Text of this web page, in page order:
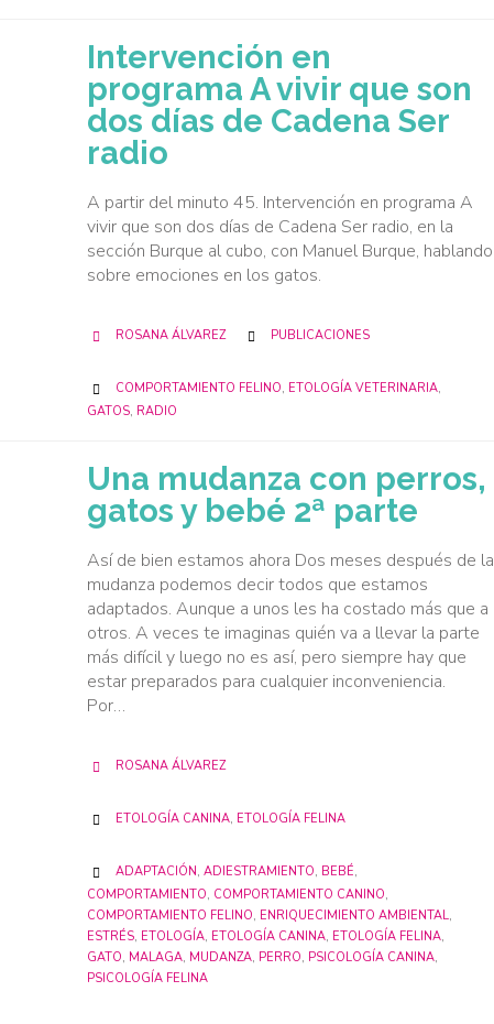
Intervención en
programa A vivir que son
dos días de Cadena Ser
radio
A partir del minuto 45. Intervención en programa A
vivir que son dos días de Cadena Ser radio, en la
sección Burque al cubo, con Manuel Burque, hablando
sobre emociones en los gatos.
 ROSANA ÁLVAREZ  CATEGORY
PUBLICACIONES
 CATEGORY
COMPORTAMIENTO FELINO, ETOLOGÍA VETERINARIA,
GATOS, RADIO
Una mudanza con perros,
gatos y bebé 2ª parte
Así de bien estamos ahora Dos meses después de la
mudanza podemos decir todos que estamos
adaptados. Aunque a unos les ha costado más que a
otros. A veces te imaginas quién va a llevar la parte
más difícil y luego no es así, pero siempre hay que
estar preparados para cualquier inconveniencia.
Por…
 ROSANA ÁLVAREZ
 CATEGORY
ETOLOGÍA CANINA, ETOLOGÍA FELINA
 CATEGORY
ADAPTACIÓN, ADIESTRAMIENTO, BEBÉ,
COMPORTAMIENTO, COMPORTAMIENTO CANINO,
COMPORTAMIENTO FELINO, ENRIQUECIMIENTO AMBIENTAL,
ESTRÉS, ETOLOGÍA, ETOLOGÍA CANINA, ETOLOGÍA FELINA,
GATO, MALAGA, MUDANZA, PERRO, PSICOLOGÍA CANINA,
PSICOLOGÍA FELINA